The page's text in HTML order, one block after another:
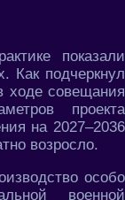
показали
Как подчеркнул
ходе совещания
проекта
на 2027–2036
возросло.
особо
военной